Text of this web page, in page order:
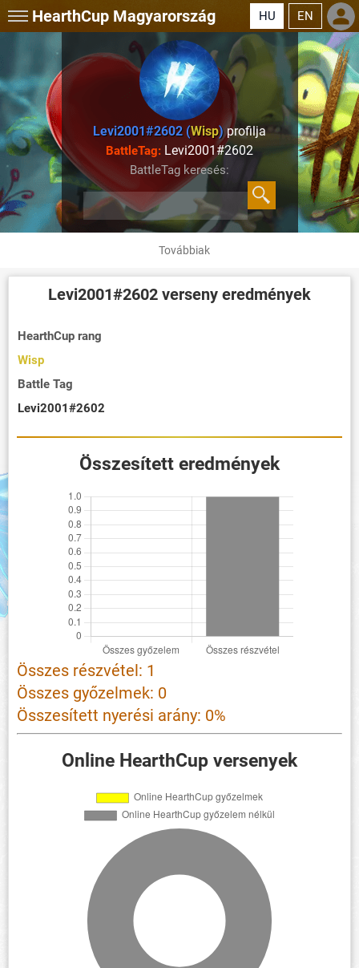
HearthCup Magyarország HU EN
Levi2001#2602 (Wisp)profilja
BattleTag: Levi2001#2602
BattleTag keresés:
Továbbiak
Levi2001#2602 verseny eredmények
HearthCup rang
Wisp
Battle Tag
Levi2001#2602
Összesített eredmények
Összes részvétel: 1
Összes győzelmek: 0
Összesített nyerési arány: 0%
Online HearthCup versenyek